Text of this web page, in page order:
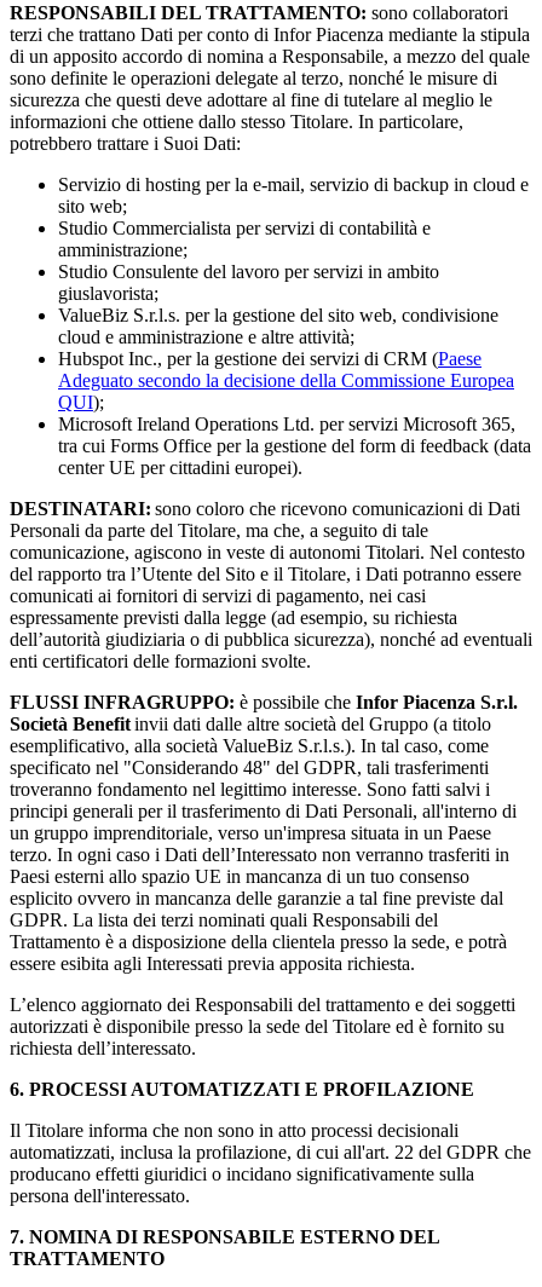
RESPONSABILI DEL TRATTAMENTO: sono collaboratori
terzi che trattano Dati per conto di Infor Piacenza mediante la stipula
di un apposito accordo di nomina a Responsabile, a mezzo del quale
sono definite le operazioni delegate al terzo, nonché le misure di
sicurezza che questi deve adottare al fine di tutelare al meglio le
informazioni che ottiene dallo stesso Titolare. In particolare,
potrebbero trattare i Suoi Dati:
Servizio di hosting per la e-mail, servizio di backup in cloud e
sito web;
Studio Commercialista per servizi di contabilità e
amministrazione;
Studio Consulente del lavoro per servizi in ambito
giuslavorista;
ValueBiz S.r.l.s. per la gestione del sito web, condivisione
cloud e amministrazione e altre attività;
Hubspot Inc., per la gestione dei servizi di CRM (Paese
Adeguato secondo la decisione della Commissione Europea
QUI);
Microsoft Ireland Operations Ltd. per servizi Microsoft 365,
tra cui Forms Office per la gestione del form di feedback (data
center UE per cittadini europei).
DESTINATARI: sono coloro che ricevono comunicazioni di Dati
Personali da parte del Titolare, ma che, a seguito di tale
comunicazione, agiscono in veste di autonomi Titolari. Nel contesto
del rapporto tra l’Utente del Sito e il Titolare, i Dati potranno essere
comunicati ai fornitori di servizi di pagamento, nei casi
espressamente previsti dalla legge (ad esempio, su richiesta
dell’autorità giudiziaria o di pubblica sicurezza), nonché ad eventuali
enti certificatori delle formazioni svolte.
FLUSSI INFRAGRUPPO: è possibile che Infor Piacenza S.r.l.
Società Benefitinvii dati dalle altre società del Gruppo (a titolo
esemplificativo, alla società ValueBiz S.r.l.s.). In tal caso, come
specificato nel "Considerando 48" del GDPR, tali trasferimenti
troveranno fondamento nel legittimo interesse. Sono fatti salvi i
principi generali per il trasferimento di Dati Personali, all'interno di
un gruppo imprenditoriale, verso un'impresa situata in un Paese
terzo. In ogni caso i Dati dell’Interessato non verranno trasferiti in
Paesi esterni allo spazio UE in mancanza di un tuo consenso
esplicito ovvero in mancanza delle garanzie a tal fine previste dal
GDPR. La lista dei terzi nominati quali Responsabili del
Trattamento è a disposizione della clientela presso la sede, e potrà
essere esibita agli Interessati previa apposita richiesta.
L’elenco aggiornato dei Responsabili del trattamento e dei soggetti
autorizzati è disponibile presso la sede del Titolare ed è fornito su
richiesta dell’interessato.
6. PROCESSI AUTOMATIZZATI E PROFILAZIONE
Il Titolare informa che non sono in atto processi decisionali
automatizzati, inclusa la profilazione, di cui all'art. 22 del GDPR che
producano effetti giuridici o incidano significativamente sulla
persona dell'interessato.
7. NOMINA DI RESPONSABILE ESTERNO DEL
TRATTAMENTO